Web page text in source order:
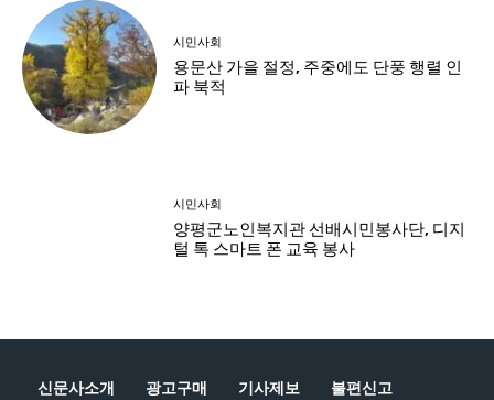
신문사소개 광고구매 기사제보 불편신고